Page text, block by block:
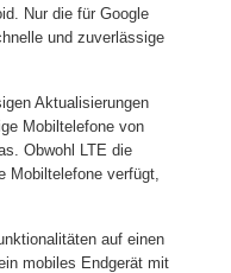
Nur die für Google
und zuverlässige
Aktualisierungen
Mobiltelefone von
Obwohl LTE die
Mobiltelefone verfügt,
auf einen
mobiles Endgerät mit